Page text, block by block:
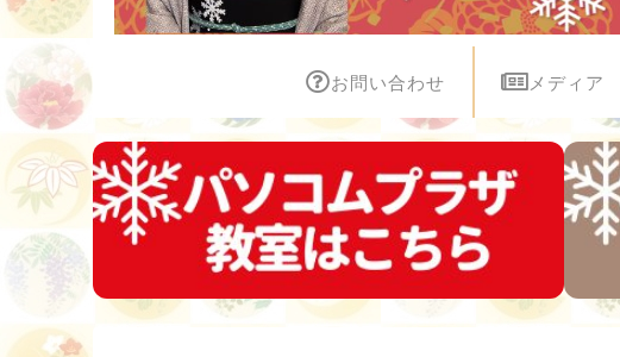
お問い合わせ メディア